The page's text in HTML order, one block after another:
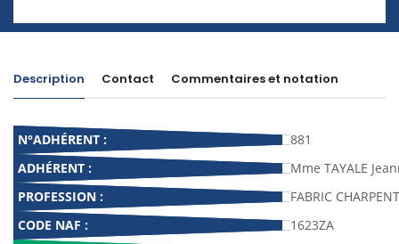
Description Contact Commentaires et notation
N°ADHÉRENT :
881
ADHÉRENT :
Mme TAYALE
PROFESSION :
FABRIC
CODE NAF :
1623ZA